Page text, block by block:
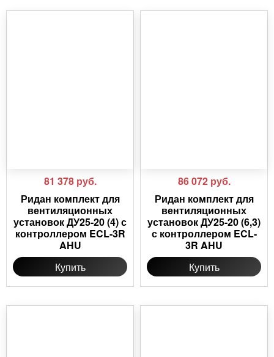
81 378 руб.
Ридан комплект для
вентиляционных
установок ДУ25-20 (4) с
контроллером ECL-3R
AHU
Купить
86 072 руб.
Ридан комплект для
вентиляционных
установок ДУ25-20 (6,3)
с контроллером ECL-
3R AHU
Купить